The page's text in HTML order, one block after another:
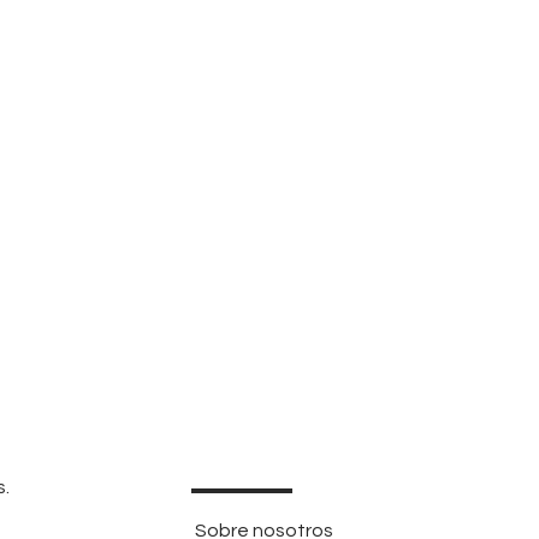
Sobre nosotros